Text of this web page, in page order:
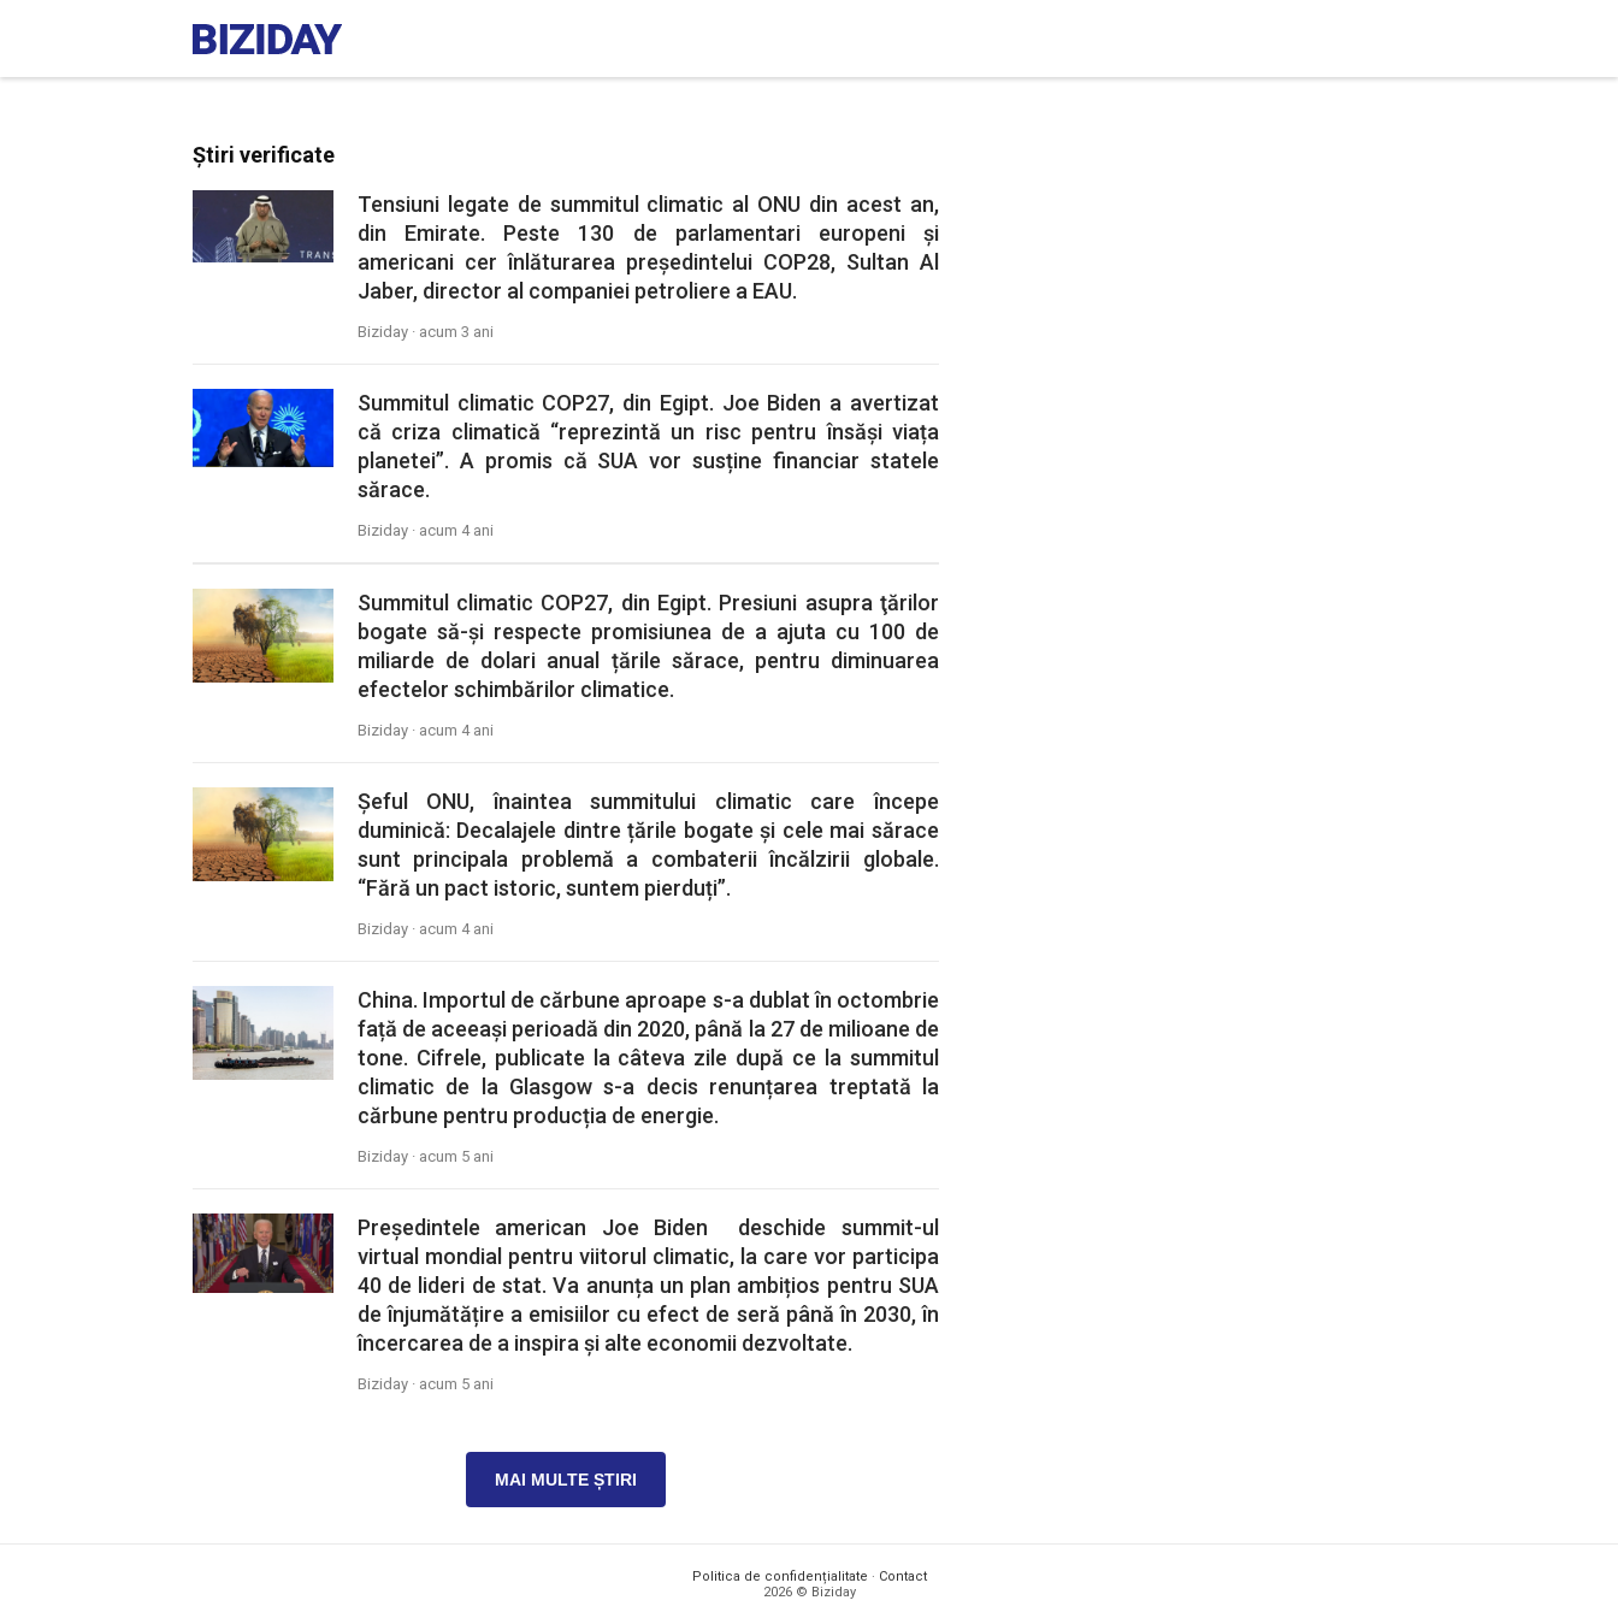
Știri verificate
Tensiuni legate de summitul climatic al ONU din acest an,
din Emirate. Peste 130 de parlamentari europeni și
americani cer înlăturarea președintelui COP28, Sultan Al
Jaber, director al companiei petroliere a EAU.
Biziday · acum 3 ani
Summitul climatic COP27, din Egipt. Joe Biden a avertizat
că criza climatică “reprezintă un risc pentru însăși viața
planetei”. A promis că SUA vor susține financiar statele
sărace.
Biziday · acum 4 ani
Summitul climatic COP27, din Egipt. Presiuni asupra ţărilor
bogate să-și respecte promisiunea de a ajuta cu 100 de
miliarde de dolari anual țările sărace, pentru diminuarea
efectelor schimbărilor climatice.
Biziday · acum 4 ani
Șeful ONU, înaintea summitului climatic care începe
duminică: Decalajele dintre țările bogate și cele mai sărace
sunt principala problemă a combaterii încălzirii globale.
“Fără un pact istoric, suntem pierduți”.
Biziday · acum 4 ani
China. Importul de cărbune aproape s-a dublat în octombrie
față de aceeași perioadă din 2020, până la 27 de milioane de
tone. Cifrele, publicate la câteva zile după ce la summitul
climatic de la Glasgow s-a decis renunțarea treptată la
cărbune pentru producția de energie.
Biziday · acum 5 ani
Președintele american Joe Biden deschide summit-ul
virtual mondial pentru viitorul climatic, la care vor participa
40 de lideri de stat. Va anunța un plan ambițios pentru SUA
de înjumătățire a emisiilor cu efect de seră până în 2030, în
încercarea de a inspira și alte economii dezvoltate.
Biziday · acum 5 ani
MAI MULTE ȘTIRI
Politica de confidențialitate · Contact
2026 © Biziday